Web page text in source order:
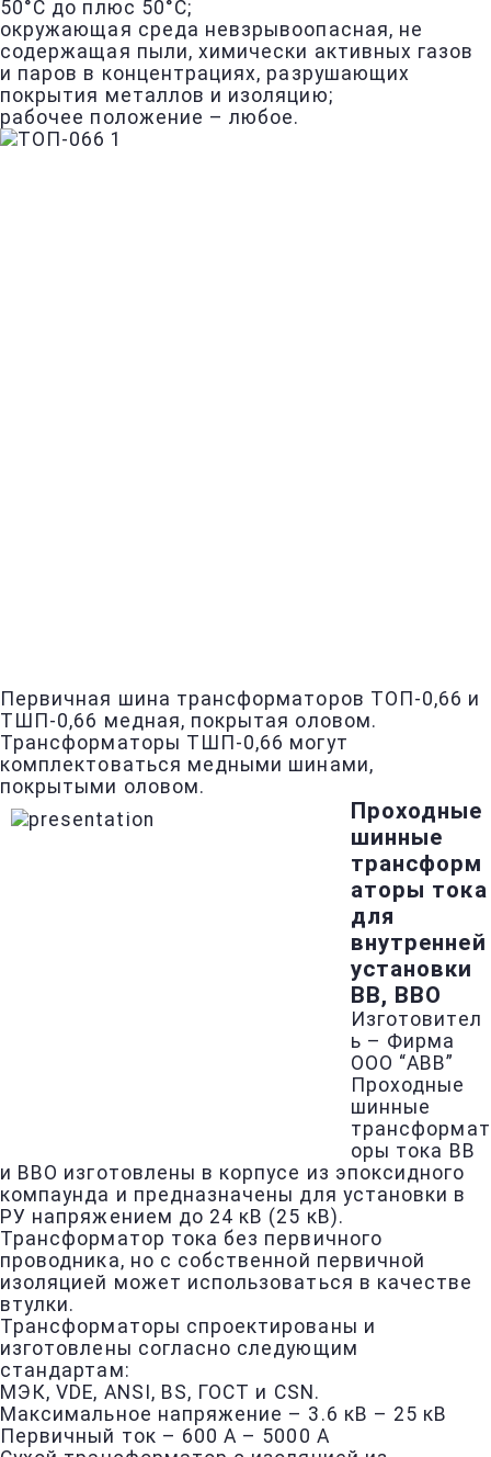
50°С до плюс 50°С;
окружающая среда невзрывоопасная, не
содержащая пыли, химически активных газов
и паров в концентрациях, разрушающих
покрытия металлов и изоляцию;
рабочее положение – любое.
Первичная шина трансформаторов ТОП-0,66 и
ТШП-0,66 медная, покрытая оловом.
Трансформаторы ТШП-0,66 могут
комплектоваться медными шинами,
покрытыми оловом.
Проходные
шинные
трансформ
аторы тока
для
внутренней
установки
BB, BBO
Изготовител
ь – Фирма
ООО “ABB”
Проходные
шинные
трансформат
оры тока BB
и BBO изготовлены в корпусе из эпоксидного
компаунда и предназначены для установки в
РУ напряжением до 24 кВ (25 кВ).
Трансформатор тока без первичного
проводника, но с собственной первичной
изоляцией может использоваться в качестве
втулки.
Трансформаторы спроектированы и
изготовлены согласно следующим
стандартам:
МЭК, VDE, ANSI, BS, ГОСТ и CSN.
Максимальное напряжение – 3.6 кВ – 25 кВ
Первичный ток – 600 A – 5000 A